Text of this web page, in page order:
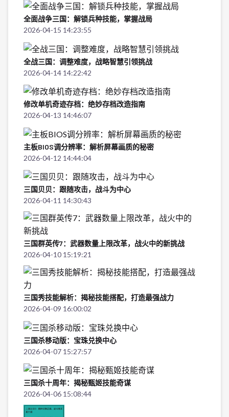
全面战争三国：解锁兵种技能，掌握战局
2026-04-15 14:23:55
全战三国：调整难度，战略智慧引领挑战
2026-04-14 14:22:42
修改单机奇迹存档：绝妙存档改造指南
2026-04-13 14:46:07
主板BIOS调分辨率：解析屏幕画质的秘密
2026-04-12 14:44:04
三国贝贝：跟随攻击，战斗为中心
2026-04-11 14:30:43
三国群英传7：武器数量上限改革，战火中的新挑战
2026-04-10 15:19:21
三国秀技能解析：揭秘技能搭配，打造最强战力
2026-04-09 16:00:02
三国杀移动版：宝珠兑换中心
2026-04-07 15:27:57
三国杀十周年：揭秘甄姬技能奇谋
2026-04-06 15:08:44